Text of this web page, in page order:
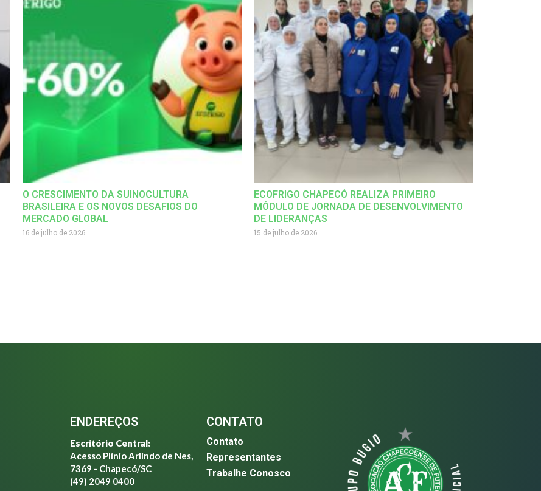
O CRESCIMENTO DA SUINOCULTURA
BRASILEIRA E OS NOVOS DESAFIOS DO
MERCADO GLOBAL
16 de julho de 2026
ECOFRIGO CHAPECÓ REALIZA PRIMEIRO
MÓDULO DE JORNADA DE DESENVOLVIMENTO
DE LIDERANÇAS
15 de julho de 2026
ENDEREÇOS
Escritório Central:
Acesso Plínio Arlindo de Nes,
7369 - Chapecó/SC
(49) 2049 0400
CONTATO
Contato
Representantes
Trabalhe Conosco